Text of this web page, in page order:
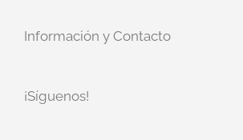
Información y Contacto
¡Síguenos!